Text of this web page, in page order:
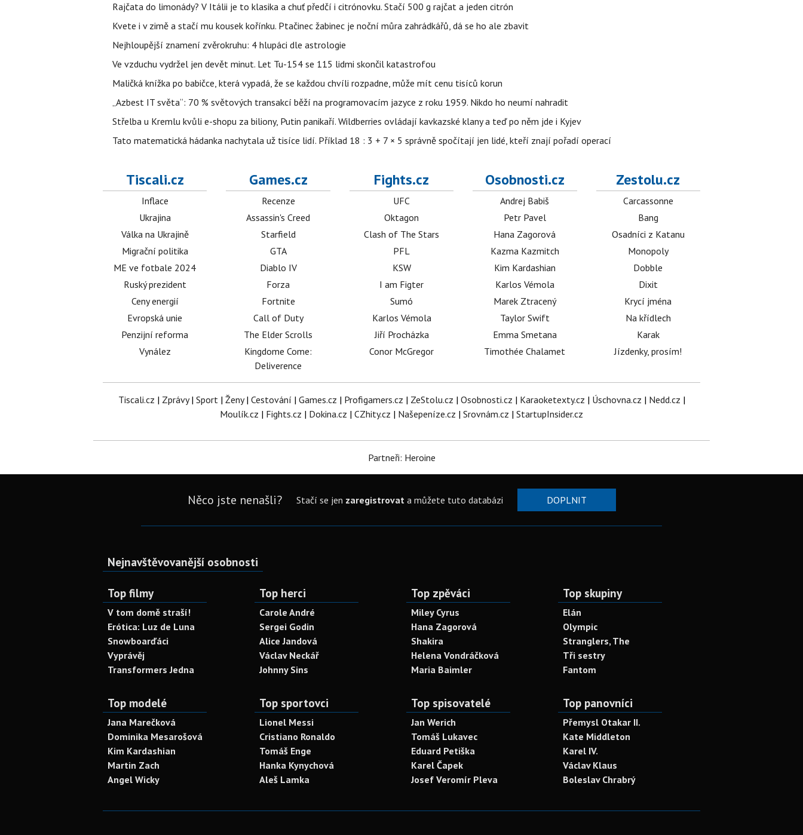
Rajčata do limonády? V Itálii je to klasika a chuť předčí i citrónovku. Stačí 500 g rajčat a jeden citrón
Kvete i v zimě a stačí mu kousek kořínku. Ptačinec žabinec je noční můra zahrádkářů, dá se ho ale zbavit
Nejhloupější znamení zvěrokruhu: 4 hlupáci dle astrologie
Ve vzduchu vydržel jen devět minut. Let Tu-154 se 115 lidmi skončil katastrofou
Maličká knížka po babičce, která vypadá, že se každou chvíli rozpadne, může mít cenu tisíců korun
„Azbest IT světa“: 70 % světových transakcí běží na programovacím jazyce z roku 1959. Nikdo ho neumí nahradit
Střelba u Kremlu kvůli e-shopu za biliony, Putin panikaří. Wildberries ovládají kavkazské klany a teď po něm jde i Kyjev
Tato matematická hádanka nachytala už tisíce lidí. Příklad 18 : 3 + 7 × 5 správně spočítají jen lidé, kteří znají pořadí operací
Tiscali.cz
Inflace
Ukrajina
Válka na Ukrajině
Migrační politika
ME ve fotbale 2024
Ruský prezident
Ceny energií
Evropská unie
Penzijní reforma
Vynález
Games.cz
Recenze
Assassin's Creed
Starfield
GTA
Diablo IV
Forza
Fortnite
Call of Duty
The Elder Scrolls
Kingdome Come:
Deliverence
Fights.cz
UFC
Oktagon
Clash of The Stars
PFL
KSW
I am Figter
Sumó
Karlos Vémola
Jiří Procházka
Conor McGregor
Osobnosti.cz
Andrej Babiš
Petr Pavel
Hana Zagorová
Kazma Kazmitch
Kim Kardashian
Karlos Vémola
Marek Ztracený
Taylor Swift
Emma Smetana
Timothée Chalamet
Zestolu.cz
Carcassonne
Bang
Osadníci z Katanu
Monopoly
Dobble
Dixit
Krycí jména
Na křídlech
Karak
Jízdenky, prosím!
Tiscali.cz | Zprávy| Sport| Ženy| Cestování | Games.cz | Profigamers.cz | ZeStolu.cz | Osobnosti.cz | Karaoketexty.cz | Úschovna.cz | Nedd.cz |
Moulík.cz | Fights.cz | Dokina.cz | CZhity.cz | Našepeníze.cz | Srovnám.cz | StartupInsider.cz
Partneři: Heroine
Něco jste nenašli? Stačí se jen zaregistrovata můžete tuto databázi DOPLNIT
Nejnavštěvovanější osobnosti
Top filmy
V tom domě straší!
Erótica: Luz de Luna
Snowboarďáci
Vyprávěj
Transformers Jedna
Top herci
Carole André
Sergei Godin
Alice Jandová
Václav Neckář
Johnny Sins
Top zpěváci
Miley Cyrus
Hana Zagorová
Shakira
Helena Vondráčková
Maria Baimler
Top skupiny
Elán
Olympic
Stranglers, The
Tři sestry
Fantom
Top modelé
Jana Marečková
Dominika Mesarošová
Kim Kardashian
Martin Zach
Angel Wicky
Top sportovci
Lionel Messi
Cristiano Ronaldo
Tomáš Enge
Hanka Kynychová
Aleš Lamka
Top spisovatelé
Jan Werich
Tomáš Lukavec
Eduard Petiška
Karel Čapek
Josef Veromír Pleva
Top panovníci
Přemysl Otakar II.
Kate Middleton
Karel IV.
Václav Klaus
Boleslav Chrabrý